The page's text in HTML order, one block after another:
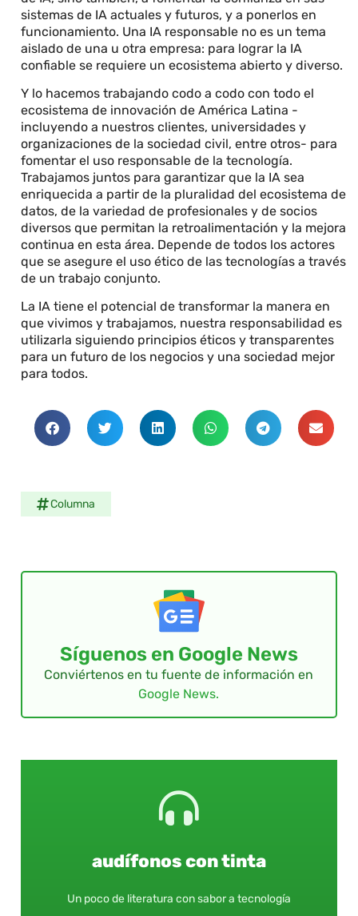
sistemas de IA actuales y futuros, y a ponerlos en
funcionamiento. Una IA responsable no es un tema
aislado de una u otra empresa: para lograr la IA
confiable se requiere un ecosistema abierto y diverso.
Y lo hacemos trabajando codo a codo con todo el
ecosistema de innovación de América Latina -
incluyendo a nuestros clientes, universidades y
organizaciones de la sociedad civil, entre otros- para
fomentar el uso responsable de la tecnología.
Trabajamos juntos para garantizar que la IA sea
enriquecida a partir de la pluralidad del ecosistema de
datos, de la variedad de profesionales y de socios
diversos que permitan la retroalimentación y la mejora
continua en esta área. Depende de todos los actores
que se asegure el uso ético de las tecnologías a través
de un trabajo conjunto.
La IA tiene el potencial de transformar la manera en
que vivimos y trabajamos, nuestra responsabilidad es
utilizarla siguiendo principios éticos y transparentes
para un futuro de los negocios y una sociedad mejor
para todos.
Columna
Síguenos en Google News
Conviértenos en tu fuente de información en
Google News.
audífonos con tinta
Un poco de literatura con sabor a tecnología